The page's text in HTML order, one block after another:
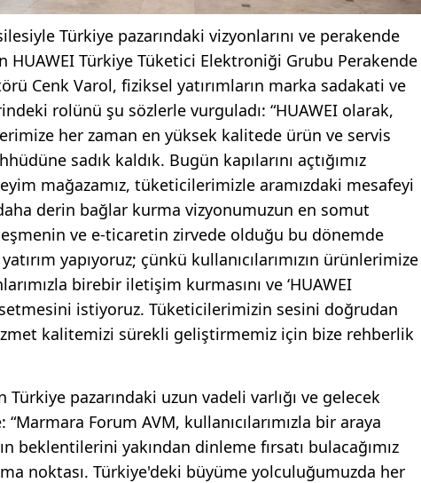
Türkiye pazarındaki vizyonlarını ve perakende
HUAWEI Türkiye Tüketici Elektroniği Grubu Perakende
Cenk Varol, fiziksel yatırımların marka sadakati ve
rolünü şu sözlerle vurguladı: “HUAWEI olarak,
her zaman en yüksek kalitede ürün ve servis
sadık kaldık. Bugün kapılarını açtığımız
mağazamız, tüketicilerimizle aramızdaki mesafeyi
derin bağlar kurma vizyonumuzun en somut
ve e-ticaretin zirvede olduğu bu dönemde
yapıyoruz; çünkü kullanıcılarımızın ürünlerimize
birebir iletişim kurmasını ve ‘HUAWEI
istiyoruz. Tüketicilerimizin sesini doğrudan
kalitemizi sürekli geliştirmemiz için bize rehberlik
Türkiye pazarındaki uzun vadeli varlığı ve gelecek
“Marmara Forum AVM, kullanıcılarımızla bir araya
beklentilerini yakından dinleme fırsatı bulacağımız
noktası. Türkiye'deki büyüme yolculuğumuzda her